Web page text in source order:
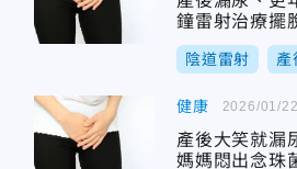
鐘雷射治療擺
陰道雷射 產
健康
產後大笑就漏
媽媽悶出念珠
2026/01/